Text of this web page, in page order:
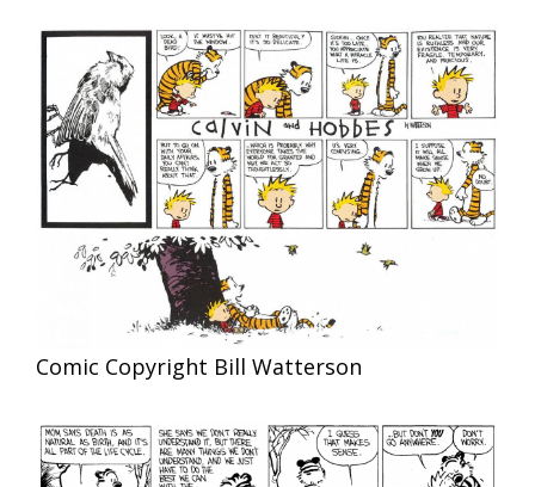
Comic Copyright Bill Watterson